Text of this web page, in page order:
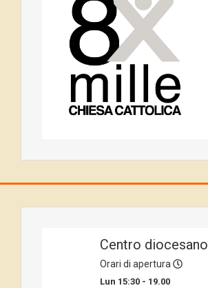
Centro diocesano
Orari di apertura
Lun 15:30 - 19.00